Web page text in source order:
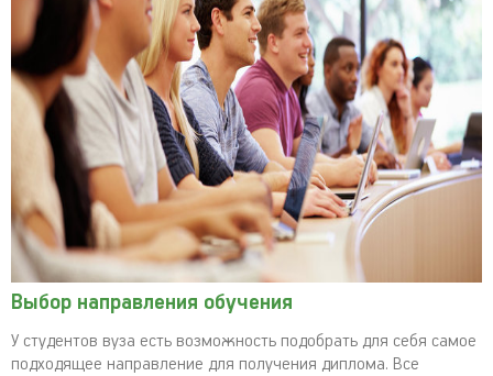
Выбор направления обучения
У студентов вуза есть возможность подобрать для себя самое
подходящее направление для получения диплома. Все